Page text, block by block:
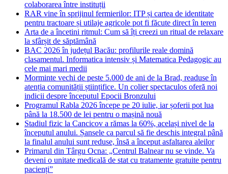
colaborarea între instituții
RAR vine în sprijinul fermierilor: ITP și cartea de identitate
pentru tractoare și utilaje agricole pot fi făcute direct în teren
Arta de a încetini ritmul: Cum să îți creezi un ritual de relaxare
la sfârșit de săptămână
BAC 2026 în județul Bacău: profilurile reale domină
clasamentul. Informatica intensiv și Matematica Pedagogic au
cele mai mari medii
Morminte vechi de peste 5.000 de ani de la Brad, readuse în
atenția comunității științifice. Un colier spectaculos oferă noi
indicii despre începutul Epocii Bronzului
Programul Rabla 2026 începe pe 20 iulie, iar șoferii pot lua
până la 18.500 de lei pentru o mașină nouă
Stadiul fizic la Cancicov a rămas la 60%, același nivel de la
începutul anului. Șansele ca parcul să fie deschis integral până
la finalul anului sunt reduse, însă a început asfaltarea aleilor
Primarul din Târgu Ocna: „Centrul Balnear nu se vinde. Va
deveni o unitate medicală de stat cu tratamente gratuite pentru
pacienți”